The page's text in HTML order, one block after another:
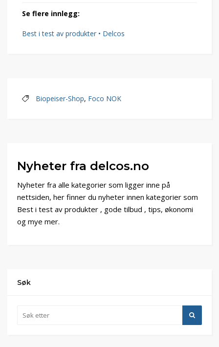
Se flere innlegg:
Best i test av produkter • Delcos
Biopeiser-Shop, Foco NOK
Nyheter fra delcos.no
Nyheter fra alle kategorier som ligger inne på
nettsiden, her finner du nyheter innen kategorier som
Best i test av produkter , gode tilbud , tips, økonomi
og mye mer.
Søk